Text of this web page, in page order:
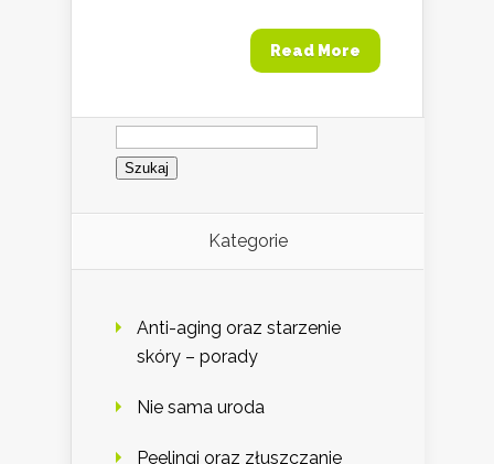
Read More
Szukaj:
Kategorie
Anti-aging oraz starzenie
skóry – porady
Nie sama uroda
Peelingi oraz złuszczanie